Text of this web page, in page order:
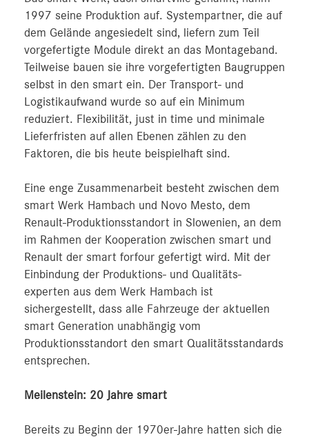
1997 seine Produktion auf. Systempartner, die auf
dem Gelände angesiedelt sind, liefern zum Teil
vorgefertigte Module direkt an das Montageband.
Teilweise bauen sie ihre vorgefertigten Baugruppen
selbst in den smart ein. Der Transport- und
Logistikaufwand wurde so auf ein Minimum
reduziert. Flexibilität, just in time und minimale
Lieferfristen auf allen Ebenen zählen zu den
Faktoren, die bis heute beispielhaft sind.
Eine enge Zusammenarbeit besteht zwischen dem
smart Werk Hambach und Novo Mesto, dem
Renault-Produktionsstandort in Slowenien, an dem
im Rahmen der Kooperation zwischen smart und
Renault der smart forfour gefertigt wird. Mit der
Einbindung der Produktions- und Qualitäts-
experten aus dem Werk Hambach ist
sichergestellt, dass alle Fahrzeuge der aktuellen
smart Generation unabhängig vom
Produktionsstandort den smart Qualitätsstandards
entsprechen.
Meilenstein: 20 Jahre smart
Bereits zu Beginn der 1970er-Jahre hatten sich die